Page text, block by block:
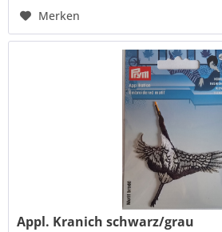
Merken
Appl. Kranich schwarz/grau